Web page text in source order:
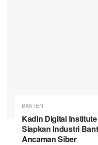
BANTEN
Kadin Digital
Siapkan Industri
Ancaman Siber